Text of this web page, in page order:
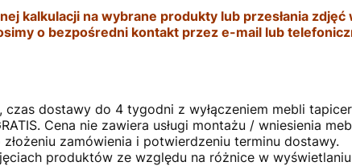
kalkulacji na wybrane produkty lub przesłania
o bezpośredni kontakt przez e-mail lub
czas dostawy do 4 tygodni z wyłączeniem mebli
Cena nie zawiera usługi montażu / wniesienia
zamówienia i potwierdzeniu terminu dostawy.
produktów ze względu na różnice w